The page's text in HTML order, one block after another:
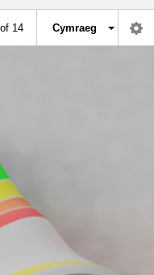
of 14 Cymraeg